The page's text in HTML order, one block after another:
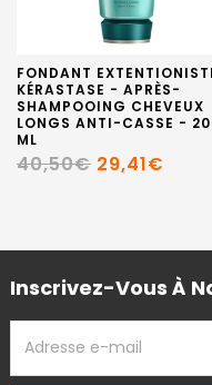
FONDANT
KÉRASTASE - APRÈS-
SHAMPOOING CHEVEUX
LONGS ANTI-CASSE -
ML
40,50€ 29,41€
Inscrivez-Vous À
EMAIL